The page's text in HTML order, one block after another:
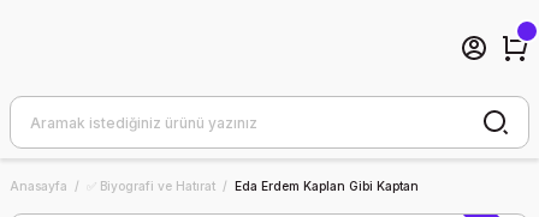
Anasayfa ✅ Biyografi ve Hatırat Eda Erdem Kaplan Gibi Kaptan